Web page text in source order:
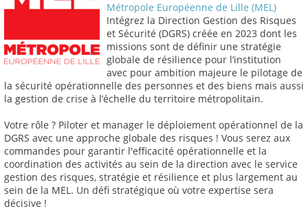
Métropole Européenne de Lille (MEL)
Intégrez la Direction Gestion des Risques
et Sécurité (DGRS) créée en 2023 dont les
missions sont de définir une stratégie
globale de résilience pour l’institution
avec pour ambition majeure le pilotage de
la sécurité opérationnelle des personnes et des biens mais aussi
la gestion de crise à l’échelle du territoire métropolitain.
Votre rôle ? Piloter et manager le déploiement opérationnel de la
DGRS avec une approche globale des risques ! Vous serez aux
commandes pour garantir l'efficacité opérationnelle et la
coordination des activités au sein de la direction avec le service
gestion des risques, stratégie et résilience et plus largement au
sein de la MEL. Un défi stratégique où votre expertise sera
décisive !